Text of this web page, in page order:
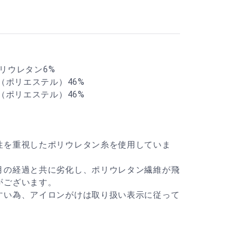
ウレタン6%
ポリエステル）46%
ポリエステル）46%
重視したポリウレタン糸を使用していま
の経過と共に劣化し、ポリウレタン繊維が飛
ざいます。
い為、アイロンがけは取り扱い表示に従って